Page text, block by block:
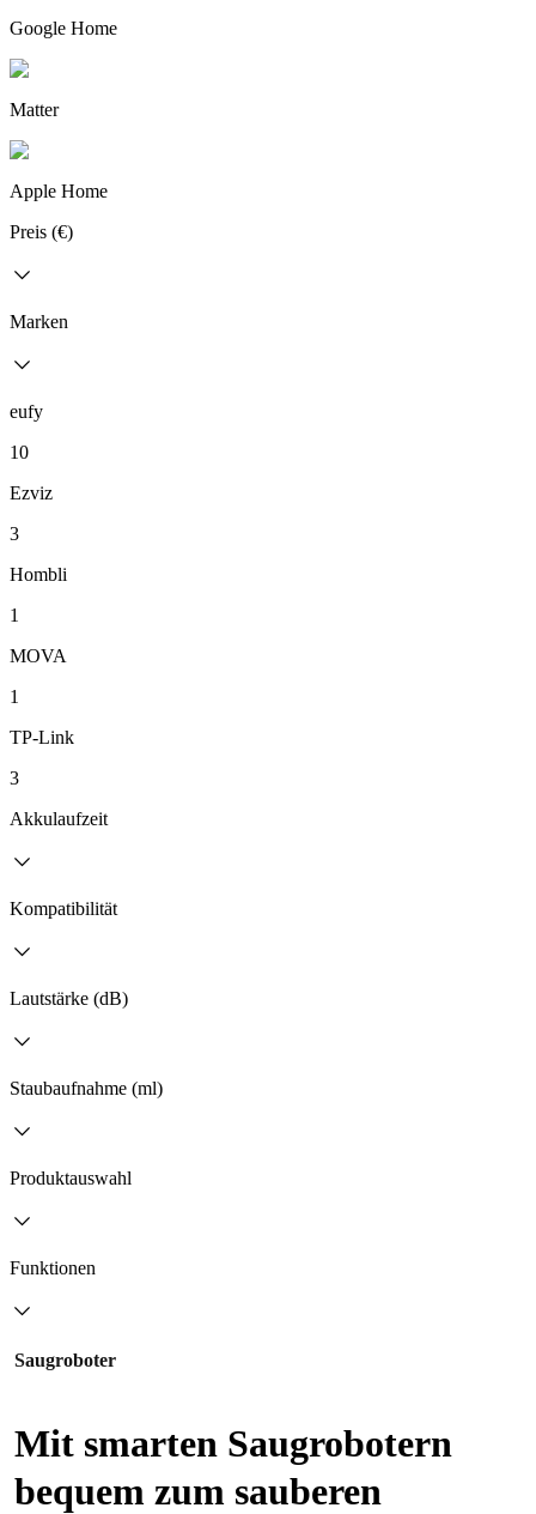
Google Home
Matter
Apple Home
Preis (€)
Marken
eufy
10
Ezviz
3
Hombli
1
MOVA
1
TP-Link
3
Akkulaufzeit
Kompatibilität
Lautstärke (dB)
Staubaufnahme (ml)
Produktauswahl
Funktionen
Saugroboter
Mit smarten Saugrobotern
bequem zum sauberen